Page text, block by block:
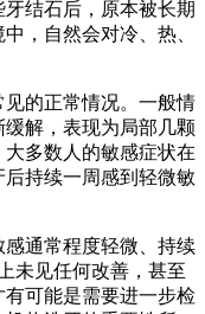
结石后，原本被长期
，自然会对冷、热、
的正常情况。一般情
解，表现为局部几颗
多数人的敏感症状在
持续一周感到轻微敏
通常程度轻微、持续
未见任何改善，甚至
可能是需要进一步检